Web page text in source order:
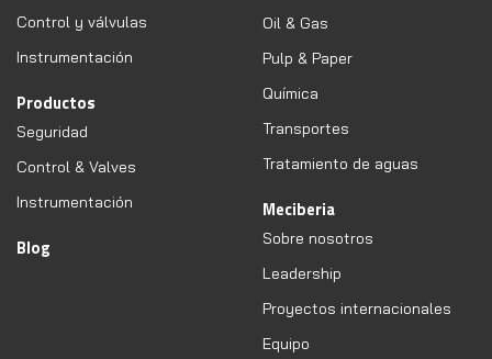
Control y válvulas
Instrumentación
Productos
Seguridad
Control & Valves
Instrumentación
Blog
Oil & Gas
Pulp & Paper
Química
Transportes
Tratamiento de aguas
Meciberia
Sobre nosotros
Leadership
Proyectos internacionales
Equipo